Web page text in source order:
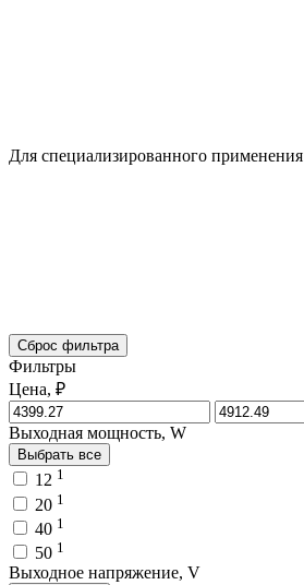
Для специализированного применения
Сброс фильтра
Фильтры
Цена, ₽
Выходная мощность, W
Выбрать все
12 1
20 1
40 1
50 1
Выходное напряжение, V